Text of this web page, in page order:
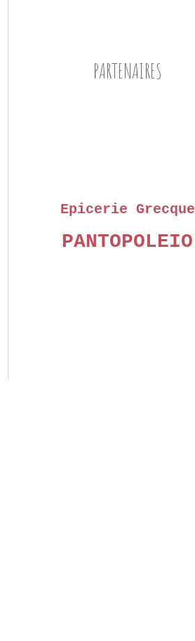
PARTENAIRES
Epicerie Grecque
PANTOPOLEIO